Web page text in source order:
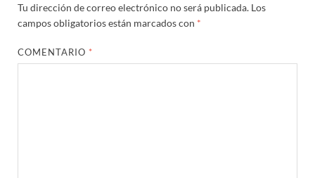
Tu dirección de correo electrónico no será publicada. Los
campos obligatorios están marcados con *
COMENTARIO *